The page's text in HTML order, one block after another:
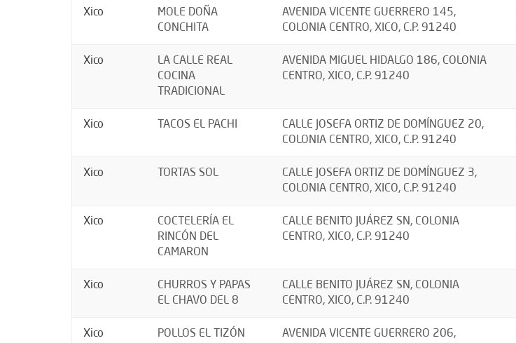
Xico
MOLE DOÑA
CONCHITA
AVENIDA VICENTE GUERRERO 145,
COLONIA CENTRO, XICO, C.P. 91240
Xico
LA CALLE REAL
COCINA
TRADICIONAL
AVENIDA MIGUEL HIDALGO 186, COLONIA
CENTRO, XICO, C.P. 91240
Xico TACOS EL PACHI
CALLE JOSEFA ORTIZ DE DOMÍNGUEZ 20,
COLONIA CENTRO, XICO, C.P. 91240
Xico TORTAS SOL
CALLE JOSEFA ORTIZ DE DOMÍNGUEZ 3,
COLONIA CENTRO, XICO, C.P. 91240
Xico
COCTELERÍA EL
RINCÓN DEL
CAMARON
CALLE BENITO JUÁREZ SN, COLONIA
CENTRO, XICO, C.P. 91240
Xico
CHURROS Y PAPAS
EL CHAVO DEL 8
CALLE BENITO JUÁREZ SN, COLONIA
CENTRO, XICO, C.P. 91240
Xico POLLOS EL TIZÓN
AVENIDA VICENTE GUERRERO 206,